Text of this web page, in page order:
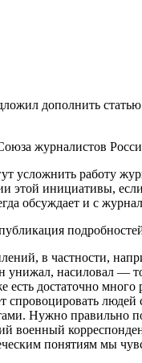
дополнить
журналистов
усложнить работу
инициативы,
обсуждает и с
в частности,
унижал, насиловал —
достаточно
спровоцировать
Нужно правильно
понятиям мы